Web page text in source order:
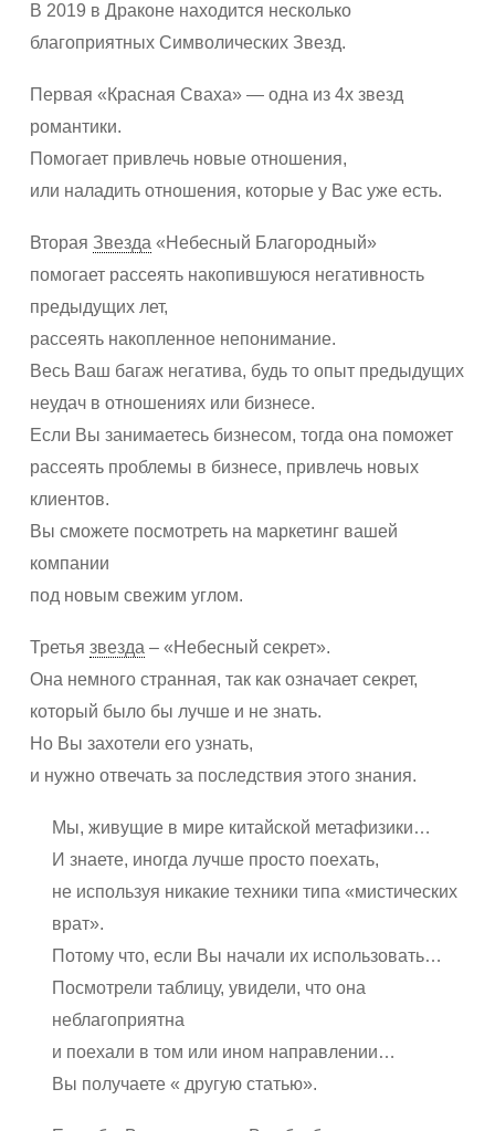
В 2019 в Драконе находится несколько
благоприятных Символических Звезд.
Первая «Красная Сваха» — одна из 4х звезд
романтики.
Помогает привлечь новые отношения,
или наладить отношения, которые у Вас уже есть.
Вторая Звезда «Небесный Благородный»
помогает рассеять накопившуюся негативность
предыдущих лет,
рассеять накопленное непонимание.
Весь Ваш багаж негатива, будь то опыт предыдущих
неудач в отношениях или бизнесе.
Если Вы занимаетесь бизнесом, тогда она поможет
рассеять проблемы в бизнесе, привлечь новых
клиентов.
Вы сможете посмотреть на маркетинг вашей
компании
под новым свежим углом.
Третья звезда – «Небесный секрет».
Она немного странная, так как означает секрет,
который было бы лучше и не знать.
Но Вы захотели его узнать,
и нужно отвечать за последствия этого знания.
Мы, живущие в мире китайской метафизики…
И знаете, иногда лучше просто поехать,
не используя никакие техники типа «мистических
врат».
Потому что, если Вы начали их использовать…
Посмотрели таблицу, увидели, что она
неблагоприятна
и поехали в том или ином направлении…
Вы получаете « другую статью».